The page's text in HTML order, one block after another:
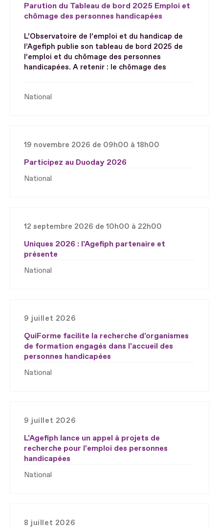
Parution du Tableau de bord 2025 Emploi et
chômage des personnes handicapées
L’Observatoire de l’emploi et du handicap de
l’Agefiph publie son tableau de bord 2025 de
l’emploi et du chômage des personnes
handicapées. A retenir : le chômage des
National
19 novembre 2026 de 09h00 à 18h00
Participez au Duoday 2026
National
12 septembre 2026 de 10h00 à 22h00
Uniques 2026 : l'Agefiph partenaire et
présente
National
9 juillet 2026
QuiForme facilite la recherche d'organismes
de formation engagés dans l'accueil des
personnes handicapées
National
9 juillet 2026
L'Agefiph lance un appel à projets de
recherche pour l’emploi des personnes
handicapées
National
8 juillet 2026